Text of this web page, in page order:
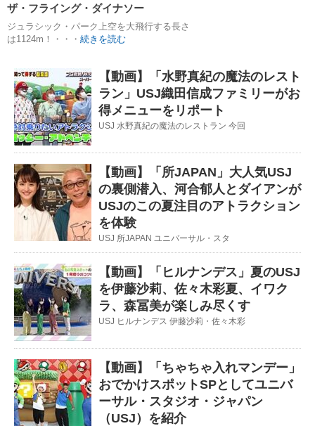
ザ・フライング・ダイナソー
ジュラシック・パーク上空を大飛行する長さ
は1124m！・・・ 続きを読む
【動画】「水野真紀の魔法のレスト
ラン」USJ織田信成ファミリーがお
得メニューをリポート
USJ 水野真紀の魔法のレストラン 今回
【動画】「所JAPAN」大人気USJ
の裏側潜入、河合郁人とダイアンが
USJのこの夏注目のアトラクション
を体験
USJ 所JAPAN ユニバーサル・スタ
【動画】「ヒルナンデス」夏のUSJ
を伊藤沙莉、佐々木彩夏、イワク
ラ、森冨美が楽しみ尽くす
USJ ヒルナンデス 伊藤沙莉・佐々木彩
【動画】「ちゃちゃ入れマンデー」
おでかけスポットSPとしてユニバ
ーサル・スタジオ・ジャパン
（USJ）を紹介